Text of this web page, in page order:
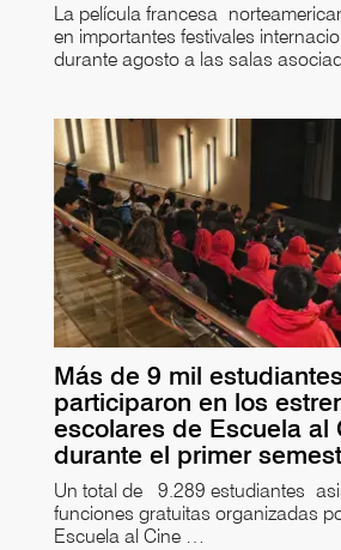
La película francesa
en importantes festivales
durante agosto a las salas
Más de 9 mil estudiantes
participaron en los
escolares de Escuela al
durante el primer
Un total de 9.289 estudiantes
funciones gratuitas organizadas
Escuela al Cine …